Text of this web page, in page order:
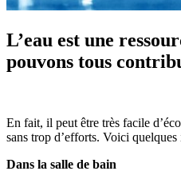
L’eau est une
pouvons tous
En fait, il peut être très facile
sans trop d’efforts. Voici quelques
Dans la salle de bain